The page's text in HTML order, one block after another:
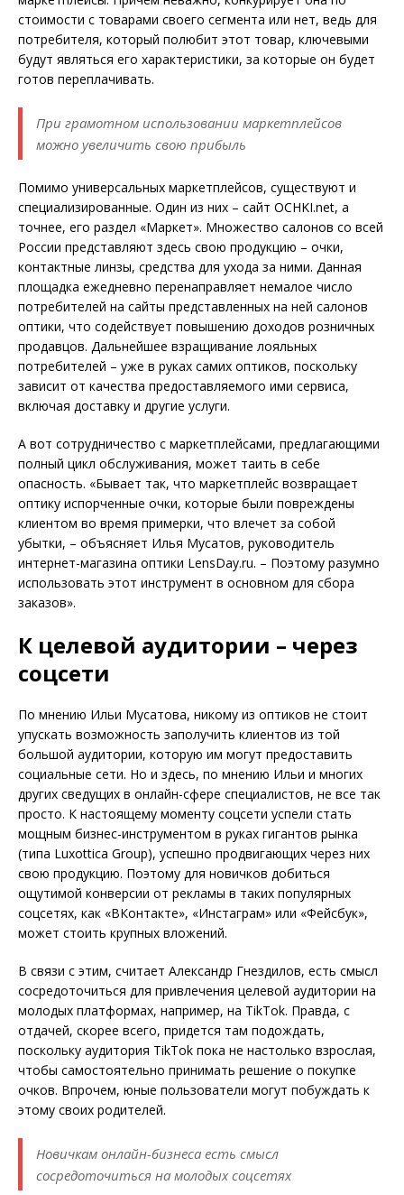
стоимости с товарами своего сегмента или нет, ведь для
потребителя, который полюбит этот товар, ключевыми
будут являться его характеристики, за которые он будет
готов переплачивать.
При грамотном использовании маркетплейсов
можно увеличить свою прибыль
Помимо универсальных маркетплейсов, существуют и
специализированные. Один из них – сайт OCHKI.net, а
точнее, его раздел «Маркет». Множество салонов со всей
России представляют здесь свою продукцию – очки,
контактные линзы, средства для ухода за ними. Данная
площадка ежедневно перенаправляет немалое число
потребителей на сайты представленных на ней салонов
оптики, что содействует повышению доходов розничных
продавцов. Дальнейшее взращивание лояльных
потребителей – уже в руках самих оптиков, поскольку
зависит от качества предоставляемого ими сервиса,
включая доставку и другие услуги.
А вот сотрудничество с маркетплейсами, предлагающими
полный цикл обслуживания, может таить в себе
опасность. «Бывает так, что маркетплейс возвращает
оптику испорченные очки, которые были повреждены
клиентом во время примерки, что влечет за собой
убытки, – объясняет Илья Мусатов, руководитель
интернет-магазина оптики LensDay.ru. – Поэтому разумно
использовать этот инструмент в основном для сбора
заказов».
К целевой аудитории – через
соцсети
По мнению Ильи Мусатова, никому из оптиков не стоит
упускать возможность заполучить клиентов из той
большой аудитории, которую им могут предоставить
социальные сети. Но и здесь, по мнению Ильи и многих
других сведущих в онлайн-сфере специалистов, не все так
просто. К настоящему моменту соцсети успели стать
мощным бизнес-инструментом в руках гигантов рынка
(типа Luxottica Group), успешно продвигающих через них
свою продукцию. Поэтому для новичков добиться
ощутимой конверсии от рекламы в таких популярных
соцсетях, как «ВКонтакте», «Инстаграм» или «Фейсбук»,
может стоить крупных вложений.
В связи с этим, считает Александр Гнездилов, есть смысл
сосредоточиться для привлечения целевой аудитории на
молодых платформах, например, на TikTok. Правда, с
отдачей, скорее всего, придется там подождать,
поскольку аудитория TikTok пока не настолько взрослая,
чтобы самостоятельно принимать решение о покупке
очков. Впрочем, юные пользователи могут побуждать к
этому своих родителей.
Новичкам онлайн-бизнеса есть смысл
сосредоточиться на молодых соцсетях